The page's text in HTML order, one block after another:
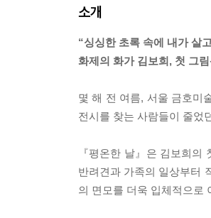
소개
“싱싱한 초록 속에 내가 살
화제의 화가 김보희, 첫 그
몇 해 전 여름, 서울 금호미
전시를 찾는 사람들이 줄었
『평온한 날』은 김보희
반려견과 가족의 일상부터
의 면모를 더욱 입체적으로